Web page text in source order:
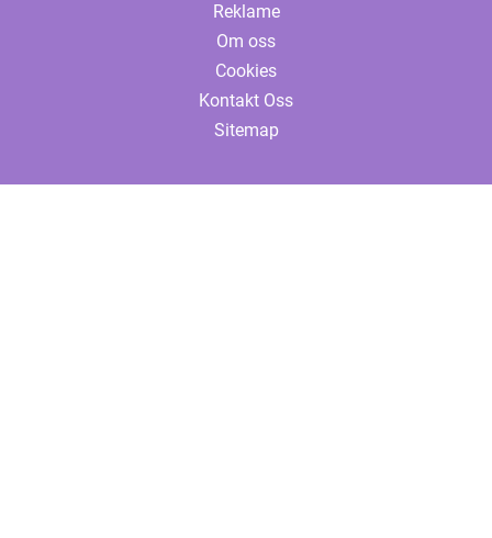
Reklame
Om oss
Cookies
Kontakt Oss
Sitemap